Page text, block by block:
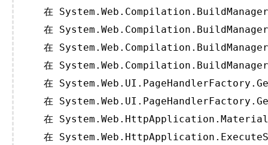
在
在
在
在
在
在
在
在